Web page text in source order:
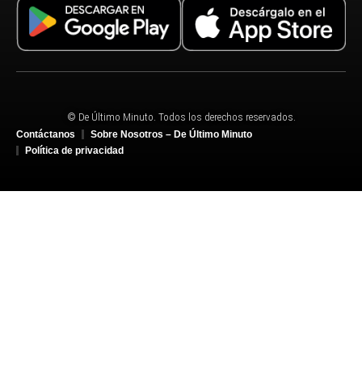
© De Último Minuto. Todos los derechos reservados.
Contáctanos
Sobre Nosotros – De Último Minuto
Política de privacidad